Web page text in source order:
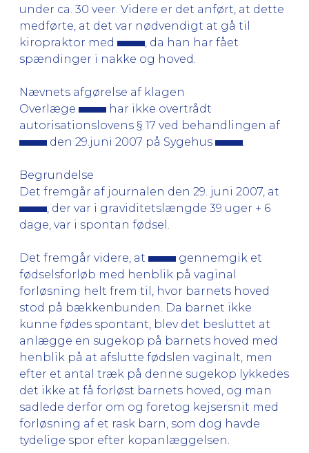
under ca. 30 veer. Videre er det anført, at dette
medførte, at det var nødvendigt at gå til
kiropraktor med
, da han har fået
spændinger i nakke og hoved.
Nævnets afgørelse af klagen
Overlæge
har ikke overtrådt
autorisationslovens § 17 ved behandlingen af
den 29.juni 2007 på Sygehus
Begrundelse
Det fremgår af journalen den 29. juni 2007, at
, der var i graviditetslængde 39 uger + 6
dage, var i spontan fødsel.
Det fremgår videre, at
gennemgik et
fødselsforløb med henblik på vaginal
forløsning helt frem til, hvor barnets hoved
stod på bækkenbunden. Da barnet ikke
kunne fødes spontant, blev det besluttet at
anlægge en sugekop på barnets hoved med
henblik på at afslutte fødslen vaginalt, men
efter et antal træk på denne sugekop lykkedes
det ikke at få forløst barnets hoved, og man
sadlede derfor om og foretog kejsersnit med
forløsning af et rask barn, som dog havde
tydelige spor efter kopanlæggelsen.